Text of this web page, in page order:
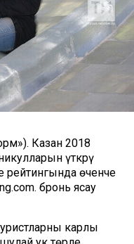
Казан 2018
үткәрү
рейтингында өченче
бронь ясау
карлы